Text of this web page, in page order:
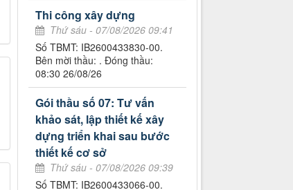
Thi công xây dựng
Thứ sáu - 07/08/2026 09:41
Số TBMT: IB2600433830-00.
Bên mời thầu: . Đóng thầu:
08:30 26/08/26
Gói thầu số 07: Tư vấn
khảo sát, lập thiết kế xây
dựng triển khai sau bước
thiết kế cơ sở
Thứ sáu - 07/08/2026 09:39
Số TBMT: IB2600433066-00.